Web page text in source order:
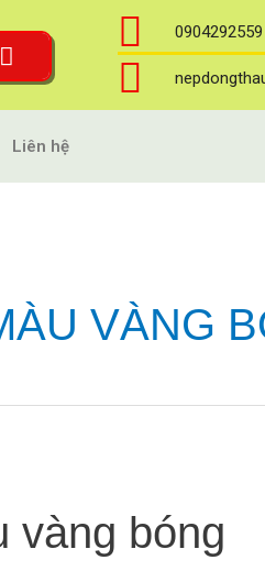
0904292559
Liên hệ
VÀNG
vàng bóng